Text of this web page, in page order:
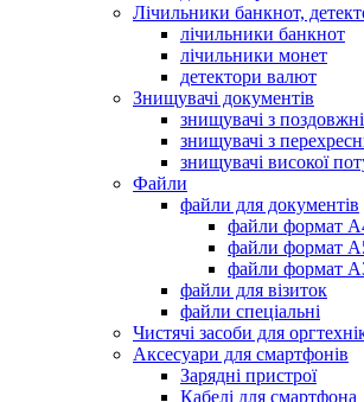
Лічильники банкнот,
лічильники банкнот
лічильники монет
детектори валют
Знищувачі документів
знищувачі з
знищувачі з
знищувачі високої
Файли
файли для документів
файли формат
файли формат
файли формат
файли для візиток
файли спеціальні
Чистячі засоби для
Аксесуари для смартфонів
Зарядні пристрої
Кабелі для смартфона